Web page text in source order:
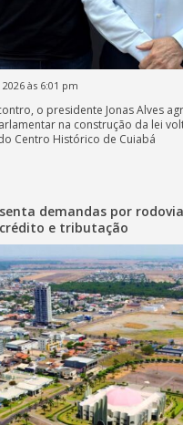
às 6:01 pm
o presidente Jonas Alves
na construção da lei
Centro Histórico de Cuiabá
demandas por
e tributação